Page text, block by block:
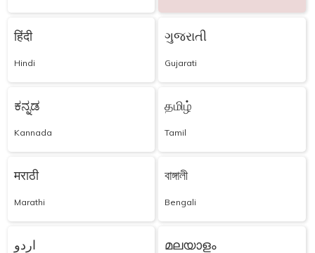
हिंदी
Hindi
ગુજરાતી
Gujarati
ಕನ್ನಡ
Kannada
தமிழ்
Tamil
मराठी
Marathi
বাঙ্গালী
Bengali
اردو മലയാളം